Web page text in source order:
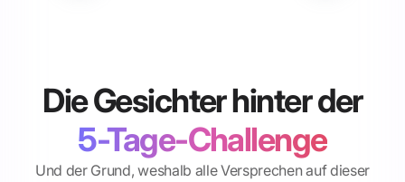
Die Gesichter hinter der
5-Tage-Challenge
Und der Grund, weshalb alle Versprechen auf dieser